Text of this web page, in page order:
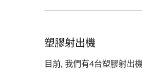
塑膠射出機
目前, 我們有4台塑膠射出